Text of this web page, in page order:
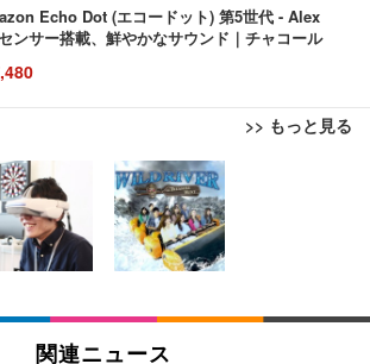
Echo Dot (エコードット) 第5世代 - Alex
ンサー搭載、鮮やかなサウンド｜チャコール
>> もっと見る
オフィスチェア 椅子 テレワーク 疲れな
ね上げ式アームレスト コンパクト 約105度ロッ
グ pc 事務椅子 360度回転 座面昇降 強化ナイロ
脂ベース 通気性メッシュ 在宅ワーク H-WY01
+黒枠+黒足)
B100 オフィスチェア／デスクチェア メッシ
ェア 人間工学 疲れない ブラック
ビジネス向けプレミアムモニター | FlexScan
WT | 31.5型4K UHD・USB Type-C・ホワ
ビジネス向けプレミアムモニター | FlexScan
ベーシック ペットシーツ 薄型 レギュラー 1
い捨て 無香料 ホワイト 300枚
ベーシック ペットシーツ 厚型 ワイド 42枚
(84枚) ホワイト(吸収面:ライトブルー)
関連ニュース